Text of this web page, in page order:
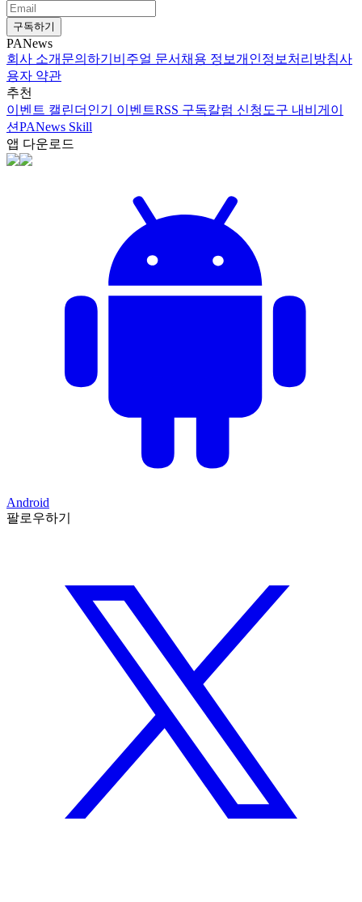
구독하기
PANews
회사 소개 문의하기 비주얼 문서 채용 정보개인정보처리방침사
용자 약관
추천
이벤트 캘린더 인기 이벤트RSS 구독칼럼 신청 도구 내비게이
션PANews Skill
앱 다운로드
Android
팔로우하기